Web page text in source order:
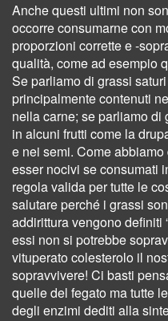
Anche questi ultimi non
occorre consumarne con
proporzioni corrette e -
qualità, come ad esempio
Se parliamo di grassi
principalmente contenuti
nella carne; se parliamo
in alcuni frutti come la
e nei semi. Come
esser nocivi se consumati
regola valida per tutte le
salutare perché i grassi
addirittura vengono definiti
essi non si potrebbe
vituperato colesterolo il
sopravvivere! Ci basti
quelle del fegato ma tutte
degli enzimi dediti alla